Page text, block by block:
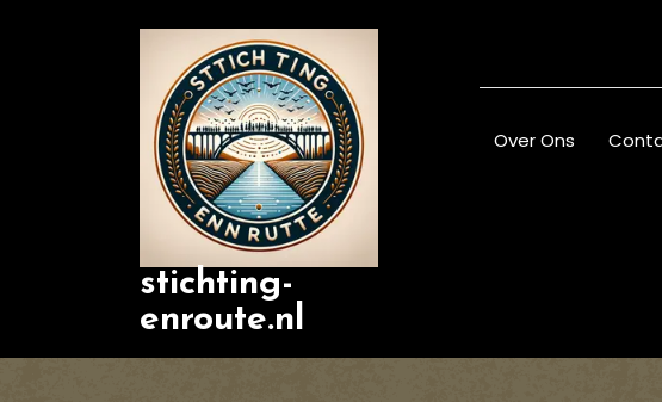
stichting-
enroute.nl
Over Ons